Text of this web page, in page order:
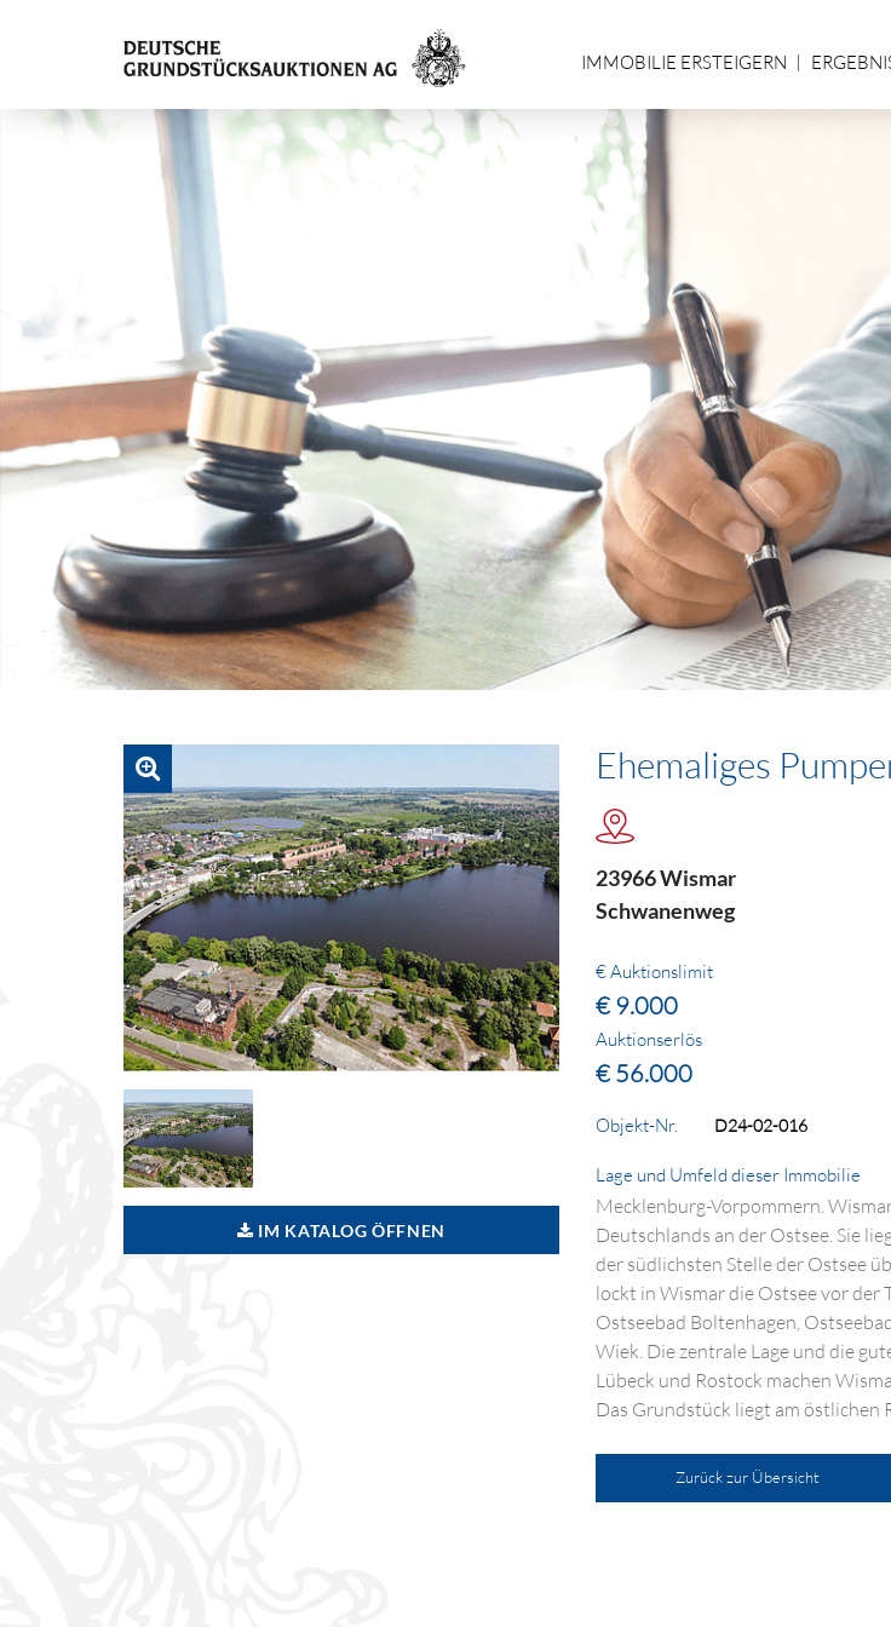
IMMOBILIE ERSTEIGERN
IM KATALOG ÖFFNEN
Ehemaliges
23966 Wismar
Schwanenweg
€ Auktionslimit
€ 9.000
Auktionserlös
€ 56.000
Objekt-Nr. D24-02-016
Lage und Umfeld dieser Immobilie
Mecklenburg-Vorpommern.
Deutschlands an der Ostsee. Sie
der südlichsten Stelle der Ostsee
lockt in Wismar die Ostsee vor der
Ostseebad Boltenhagen,
Wiek. Die zentrale Lage und die
Lübeck und Rostock machen
Das Grundstück liegt am östlichen
Zurück zur Übersicht